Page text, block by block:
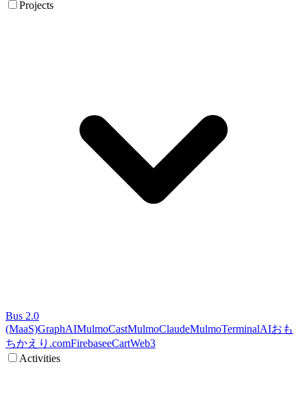
Projects
Bus 2.0
(MaaS)GraphAIMulmoCastMulmoClaudeMulmoTerminalAIおも
ちかえり.comFirebaseeCartWeb3
Activities